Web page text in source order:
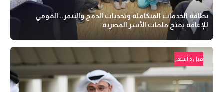
بطاقة الخدمات المتكاملة وتحديات الدمج والتنمر.. القومي
للإعاقة يفتح ملفات الأسر المصرية
قبل 5 أشهر